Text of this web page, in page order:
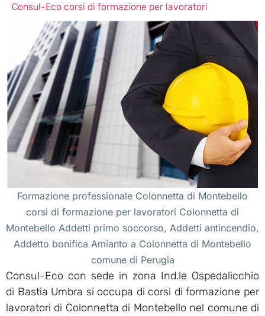
Consul-Eco corsi di formazione per lavoratori
Formazione professionale Colonnetta di Montebello
corsi di formazione per lavoratori Colonnetta di
Montebello Addetti primo soccorso, Addetti antincendio,
Addetto bonifica Amianto a Colonnetta di Montebello
comune di Perugia
Consul-Eco con sede in zona Ind.le Ospedalicchio
di Bastia Umbra si occupa di corsi di formazione per
lavoratori di Colonnetta di Montebello nel comune di